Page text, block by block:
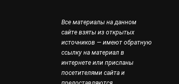
Все материалы на данном
сайте взяты из открытых
источников — имеют обратную
ссылку на материал в
интернете или присланы
посетителями сайта и